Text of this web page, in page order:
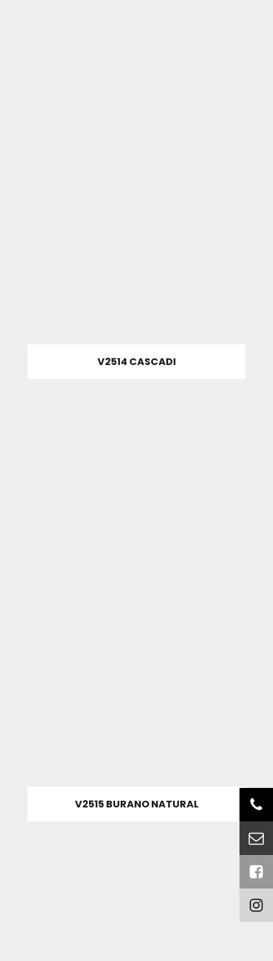
V2514 CASCADI
V2515 BURANO NATURAL